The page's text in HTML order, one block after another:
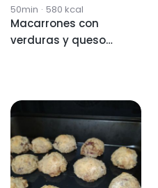
50min · 580 kcal
Macarrones con
verduras y queso